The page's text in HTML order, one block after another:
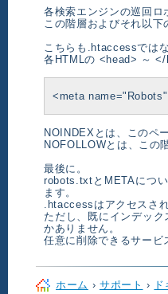
各検索エンジンの巡回ロ
この階層およびそれ以
こちらも.htaccessでは
各HTMLの <head> ～
<meta
NOINDEXとは、このペ
NOFOLLOWとは、この
最後に。
robots.txtとMETAにつ
ます。
.htaccessはアクセスさ
ただし、既にインデッ
かありません。
任意に削除できるサービ
ホーム › サポート ›